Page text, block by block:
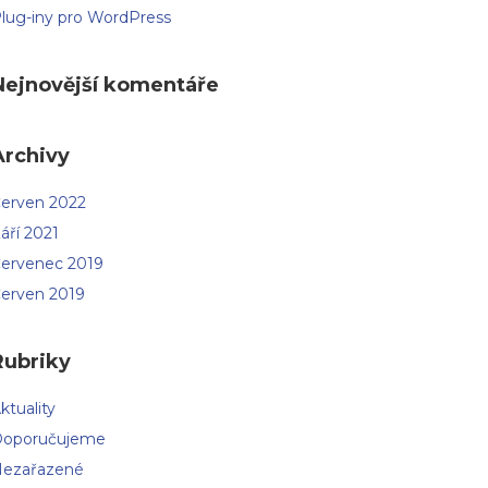
iny pro WordPress
komentáře
2022
2021
2019
2019